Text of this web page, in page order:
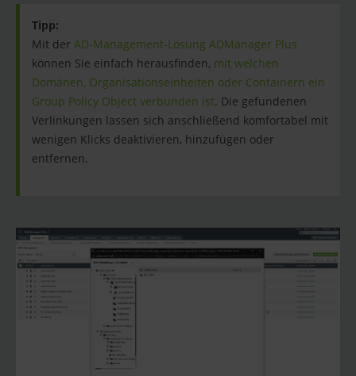
Tipp:
Mit der AD-Management-Lösung ADManager Plus
können Sie einfach herausfinden, mit welchen
Domänen, Organisationseinheiten oder Containern ein
Group Policy Object verbunden ist. Die gefundenen
Verlinkungen lassen sich anschließend komfortabel mit
wenigen Klicks deaktivieren, hinzufügen oder
entfernen.